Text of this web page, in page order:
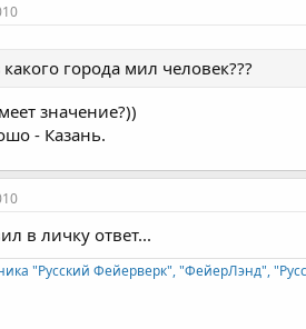
города мил человек???
значение?))
- Казань.
в личку ответ...
"Русский Фейерверк", "ФейерЛэнд",